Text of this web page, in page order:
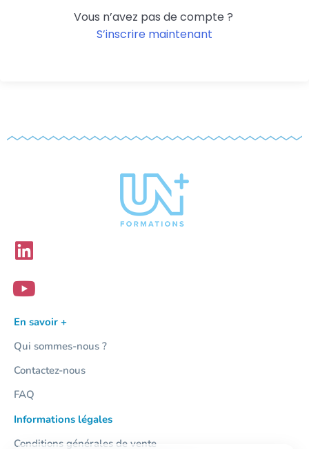
Vous n’avez pas de compte ?
S’inscrire maintenant
En savoir +
Qui sommes-nous ?
Contactez-nous
FAQ
Informations légales
Conditions générales de vente